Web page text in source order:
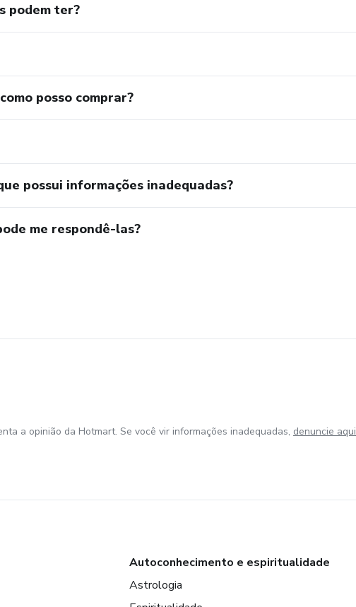
podem ter?
posso comprar?
possui informações inadequadas?
me respondê-las?
a opinião da Hotmart. Se você vir informações inadequadas, denuncie aqui
Autoconhecimento e espiritualidade
Astrologia